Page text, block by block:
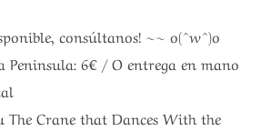
consúltanos! ~~ o(^w^)o
Peninsula: 6€ / O entrega en mano
The Crane that Dances With the